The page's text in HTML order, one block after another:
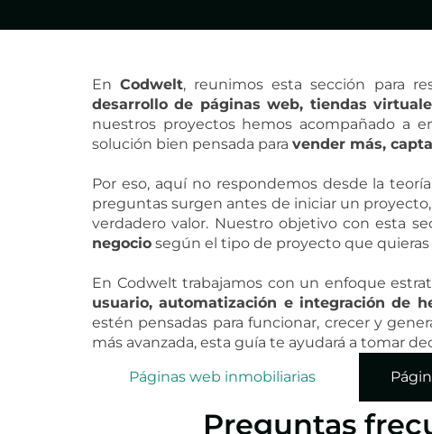
EnCodwelt, reunimos esta sección para
desarrollo de páginas web, tiendas
nuestros proyectos hemos acompañado a
solución bien pensada para vender más,
Por eso, aquí no respondemos desde la
preguntas surgen antes de iniciar un
verdadero valor. Nuestro objetivo con esta
negocio según el tipo de proyecto que quieras
En Codwelt trabajamos con un enfoque
usuario, automatización e integración de
estén pensadas para funcionar, crecer y
más avanzada, esta guía te ayudará a tomar
Páginas web inmobiliarias
Preguntas